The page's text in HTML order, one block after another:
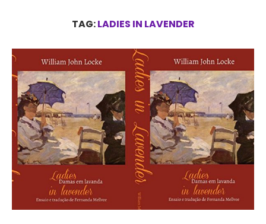
TAG:LADIES IN LAVENDER